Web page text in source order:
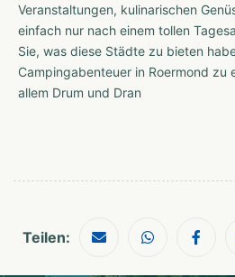
Veranstaltungen, kulinarischen
einfach nur nach einem tollen
Sie, was diese Städte zu bieten
Campingabenteuer in Roermond zu
allem Drum und Dran
Teilen: